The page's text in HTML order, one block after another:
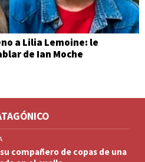
a Lilia Lemoine: le
de Ian Moche
compañero de copas de una